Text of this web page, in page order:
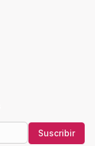
Suscribir